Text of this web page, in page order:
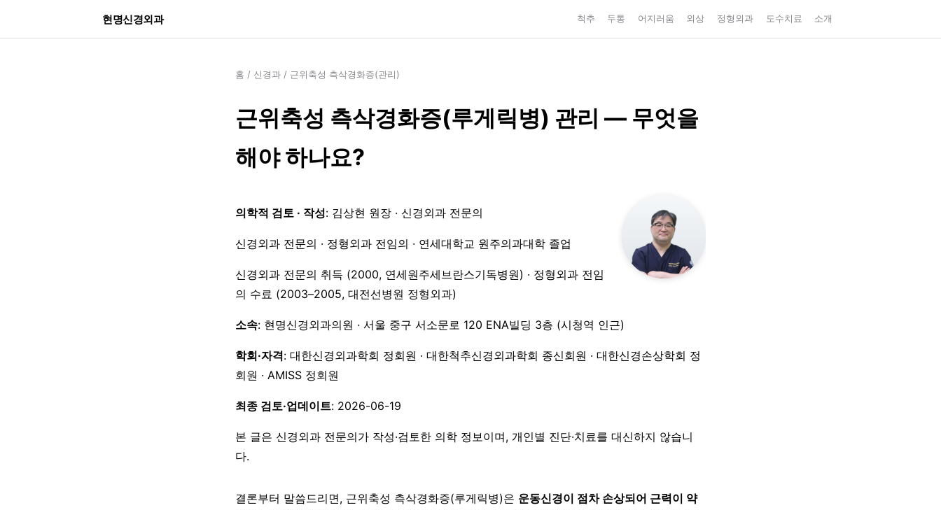
현명신경외과 척추 두통 어지러움 외상 정형외과 도수치료 소개
홈 / 신경과 / 근위축성 측삭경화증(관리)
근위축성 측삭경화증(루게릭병) 관리 — 무엇을
해야 하나요?
의학적 검토 · 작성: 김상현 원장 · 신경외과 전문의
신경외과 전문의 · 정형외과 전임의 · 연세대학교 원주의과대학 졸업
신경외과 전문의 취득 (2000, 연세원주세브란스기독병원) · 정형외과 전임
의 수료 (2003–2005, 대전선병원 정형외과)
소속: 현명신경외과의원 · 서울 중구 서소문로 120 ENA빌딩 3층 (시청역 인근)
학회·자격: 대한신경외과학회 정회원 · 대한척추신경외과학회 종신회원 · 대한신경손상학회 정
회원 · AMISS 정회원
최종 검토·업데이트: 2026-06-19
본 글은 신경외과 전문의가 작성·검토한 의학 정보이며, 개인별 진단·치료를 대신하지 않습니
다.
결론부터 말씀드리면, 근위축성 측삭경화증(루게릭병)은 운동신경이 점차 손상되어 근력이 약